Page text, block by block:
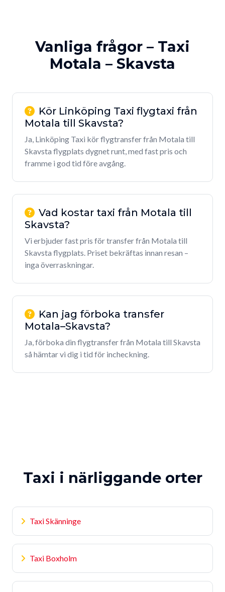
Vanliga frågor – Taxi
Motala – Skavsta
Kör Linköping Taxi flygtaxi från
Motala till Skavsta?
Ja, Linköping Taxi kör flygtransfer från Motala till
Skavsta flygplats dygnet runt, med fast pris och
framme i god tid före avgång.
Vad kostar taxi från Motala till
Skavsta?
Vi erbjuder fast pris för transfer från Motala till
Skavsta flygplats. Priset bekräftas innan resan –
inga överraskningar.
Kan jag förboka transfer
Motala–Skavsta?
Ja, förboka din flygtransfer från Motala till Skavsta
så hämtar vi dig i tid för incheckning.
Taxi i närliggande orter
Taxi Skänninge
Taxi Boxholm